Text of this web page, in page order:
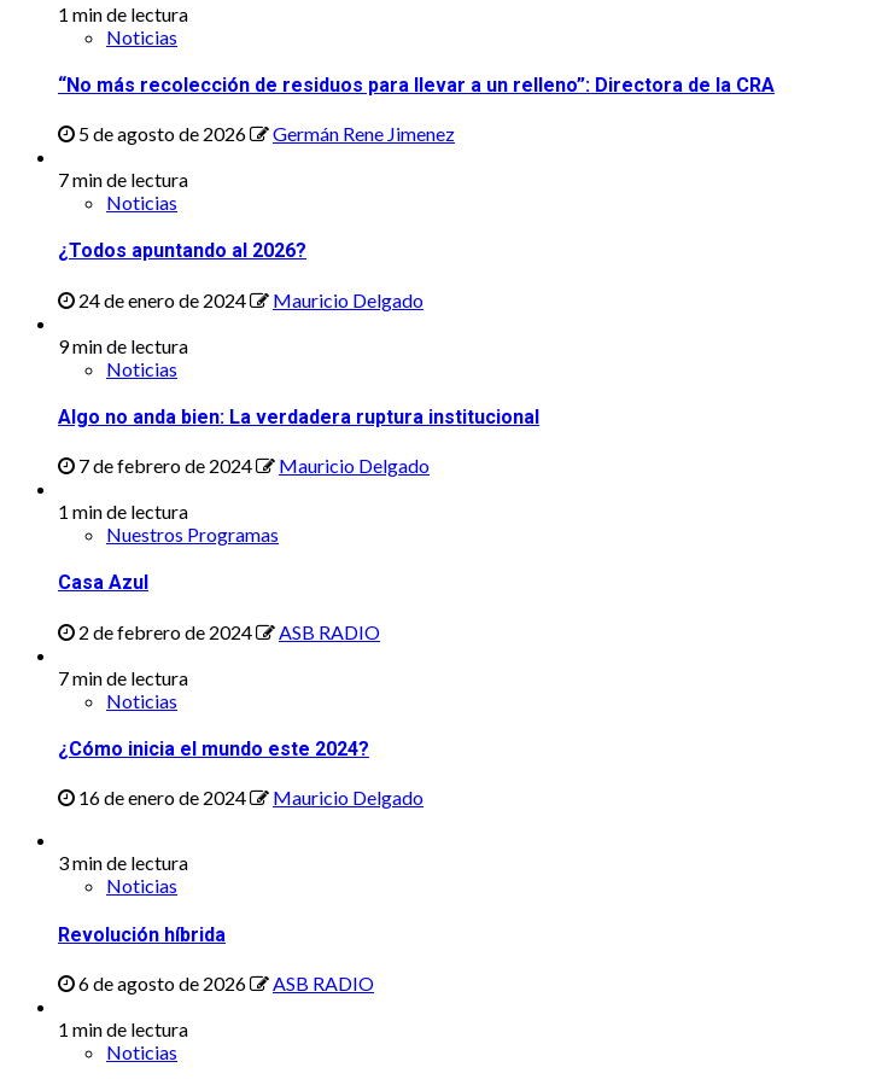
1 min de lectura
Noticias
“No más recolección de residuos para llevar a un relleno”: Directora de la CRA
5 de agosto de 2026
Germán Rene Jimenez
7 min de lectura
Noticias
¿Todos apuntando al 2026?
24 de enero de 2024
Mauricio Delgado
9 min de lectura
Noticias
Algo no anda bien: La verdadera ruptura institucional
7 de febrero de 2024
Mauricio Delgado
1 min de lectura
Nuestros Programas
Casa Azul
2 de febrero de 2024
ASB RADIO
7 min de lectura
Noticias
¿Cómo inicia el mundo este 2024?
16 de enero de 2024 Mauricio Delgado
3 min de lectura
Noticias
Revolución híbrida
6 de agosto de 2026
ASB RADIO
1 min de lectura
Noticias